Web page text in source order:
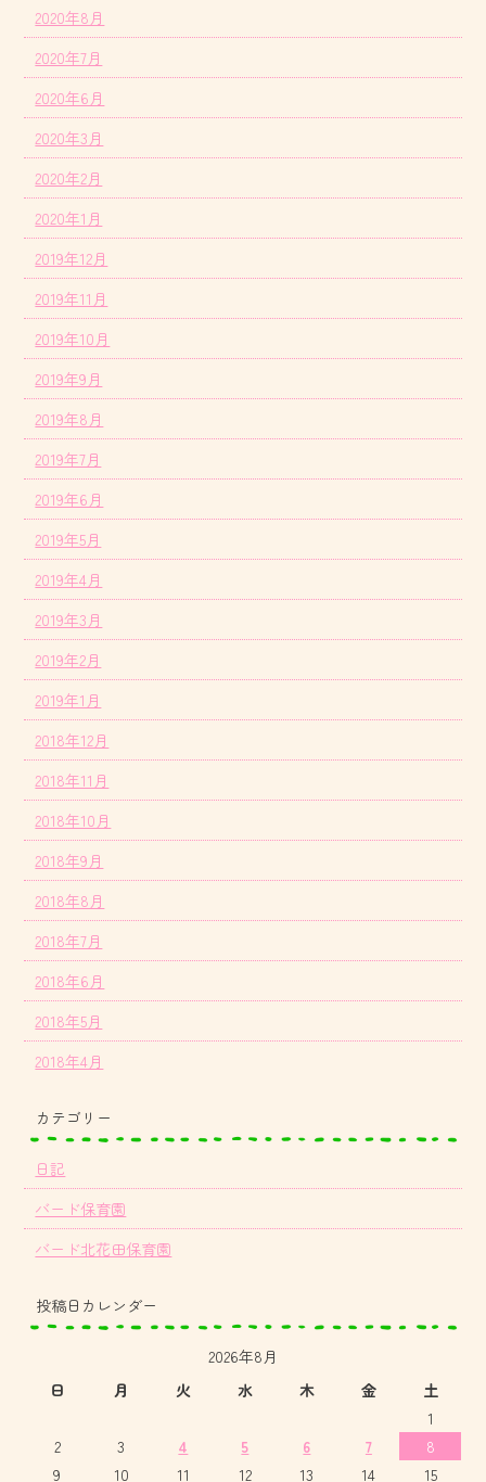
2020年8月
2020年7月
2020年6月
2020年3月
2020年2月
2020年1月
2019年12月
2019年11月
2019年10月
2019年9月
2019年8月
2019年7月
2019年6月
2019年5月
2019年4月
2019年3月
2019年2月
2019年1月
2018年12月
2018年11月
2018年10月
2018年9月
2018年8月
2018年7月
2018年6月
2018年5月
2018年4月
カテゴリー
日記
バード保育園
バード北花田保育園
投稿日カレンダー
2026年8月
日
月 火 水 木 金
土
1
2
3 4 5 6 7
8
9
10 11 12 13 14 15